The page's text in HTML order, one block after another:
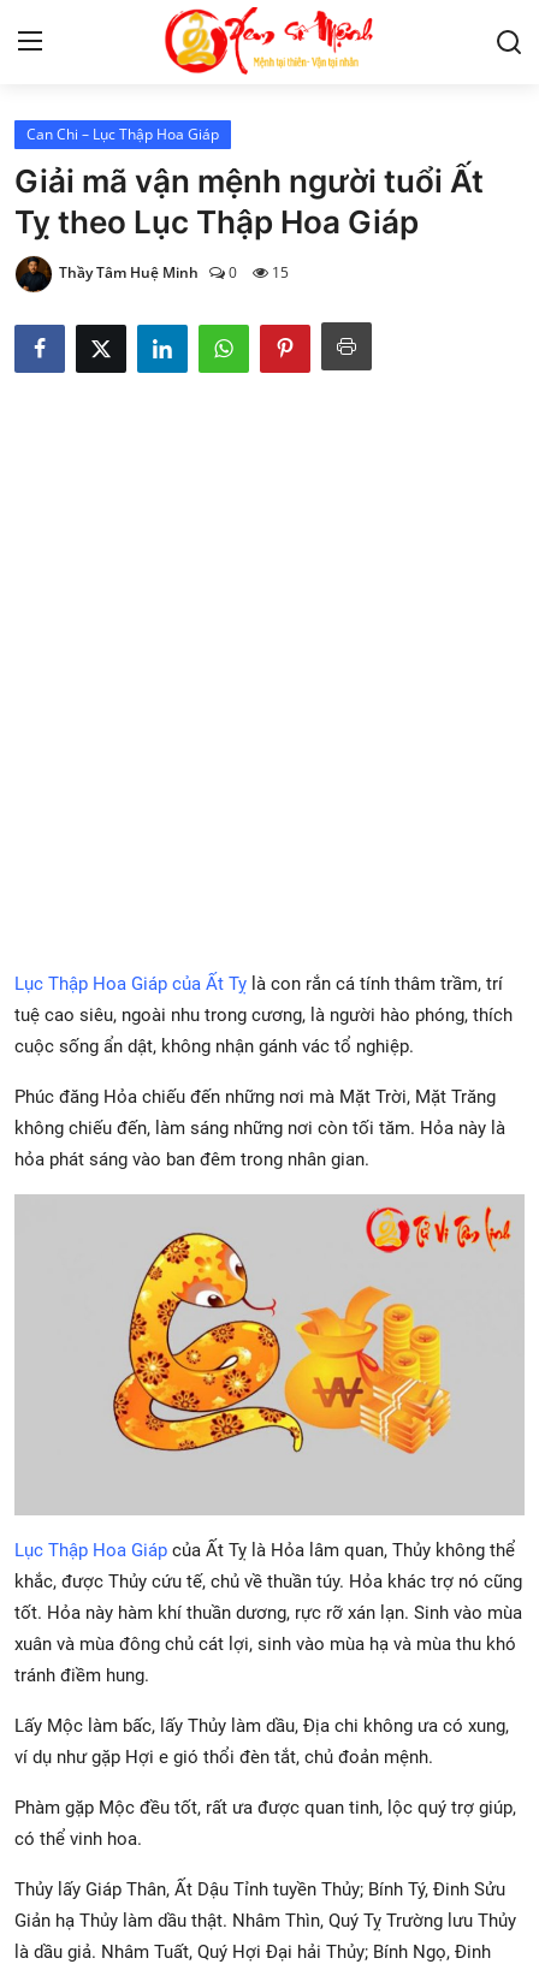
Tử Vi
Kiến Thức
Tâm linh
Phong thủy
Can Chi – Lục Thập Hoa Giáp
Giải mã vận mệnh người tuổi Ất
Tỵ theo Lục Thập Hoa Giáp
Thầy Tâm Huệ Minh 0 15
Lục Thập Hoa Giáp của Ất Tỵ là con rắn cá tính thâm trầm, trí
tuệ cao siêu, ngoài nhu trong cương, là người hào phóng, thích
cuộc sống ẩn dật, không nhận gánh vác tổ nghiệp.
Phúc đăng Hỏa chiếu đến những nơi mà Mặt Trời, Mặt Trăng
không chiếu đến, làm sáng những nơi còn tối tăm. Hỏa này là
hỏa phát sáng vào ban đêm trong nhân gian.
Lục Thập Hoa Giáp của Ất Tỵ là Hỏa lâm quan, Thủy không thể
khắc, được Thủy cứu tế, chủ về thuần túy. Hỏa khác trợ nó cũng
tốt. Hỏa này hàm khí thuần dương, rực rỡ xán lạn. Sinh vào mùa
xuân và mùa đông chủ cát lợi, sinh vào mùa hạ và mùa thu khó
tránh điềm hung.
Lấy Mộc làm bấc, lấy Thủy làm dầu, Địa chi không ưa có xung,
ví dụ như gặp Hợi e gió thổi đèn tắt, chủ đoản mệnh.
Phàm gặp Mộc đều tốt, rất ưa được quan tinh, lộc quý trợ giúp,
có thể vinh hoa.
Thủy lấy Giáp Thân, Ất Dậu Tỉnh tuyền Thủy; Bính Tý, Đinh Sửu
Giản hạ Thủy làm dầu thật. Nhâm Thìn, Quý Tỵ Trường lưu Thủy
là dầu giả. Nhâm Tuất, Quý Hợi Đại hải Thủy; Bính Ngọ, Đinh